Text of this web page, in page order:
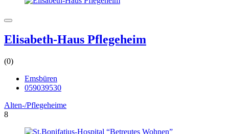
Elisabeth-Haus Pflegeheim
(0)
Emsbüren
059039530
Alten-/Pflegeheime
8